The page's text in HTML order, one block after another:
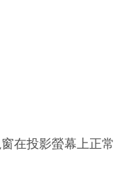
在投影螢幕上正常